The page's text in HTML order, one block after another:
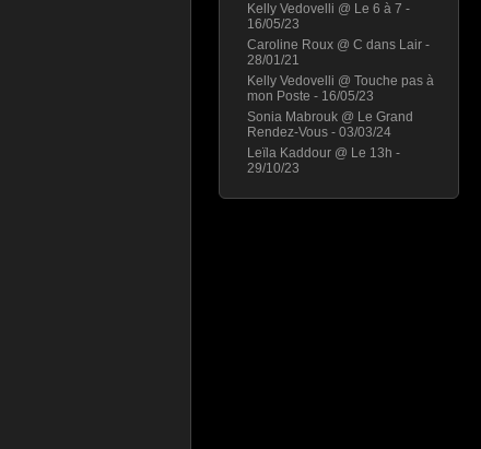
Kelly Vedovelli @ Le 6 à 7 -
16/05/23
Caroline Roux @ C dans Lair -
28/01/21
Kelly Vedovelli @ Touche pas à
mon Poste - 16/05/23
Sonia Mabrouk @ Le Grand
Rendez-Vous - 03/03/24
Leïla Kaddour @ Le 13h -
29/10/23